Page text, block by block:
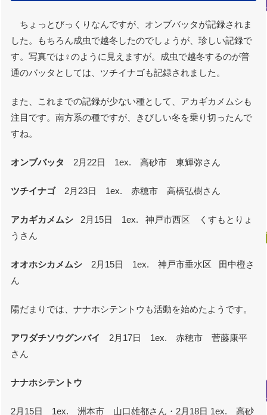
ちょっとびっくりなんですが、オンブバッタが記録されま
した。もちろん成虫で越冬したのでしょうが、珍しい記録で
す。写真では♀のように見えますが。成虫で越冬するのが普
通のバッタとしては、ツチイナゴも記録されました。
また、これまでの記録が少ない種として、アカギカメムシも
注目です。南方系の種ですが、きびしい冬を乗り切ったんで
すね。
オンブバッタ 2月22日 1ex. 高砂市 東輝弥さん
ツチイナゴ2月23日 1ex. 赤穂市 高橋弘樹さん
アカギカメムシ 2月15日 1ex. 神戸市西区 くすもとりょ
うさん
オオホシカメムシ 2月15日 1ex. 神戸市垂水区 田中橙さ
ん
陽だまりでは、ナナホシテントウも活動を始めたようです。
アワダチソウグンバイ
2月17日 1ex. 赤穂市 菅藤康平
さん
ナナホシテントウ
2月15日 1ex. 洲本市 山口雄都さん・2月18日 1ex. 高砂